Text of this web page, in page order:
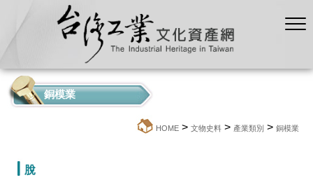
銅模業
HOME > 文物史料 > 產業類別 > 銅模業
脫